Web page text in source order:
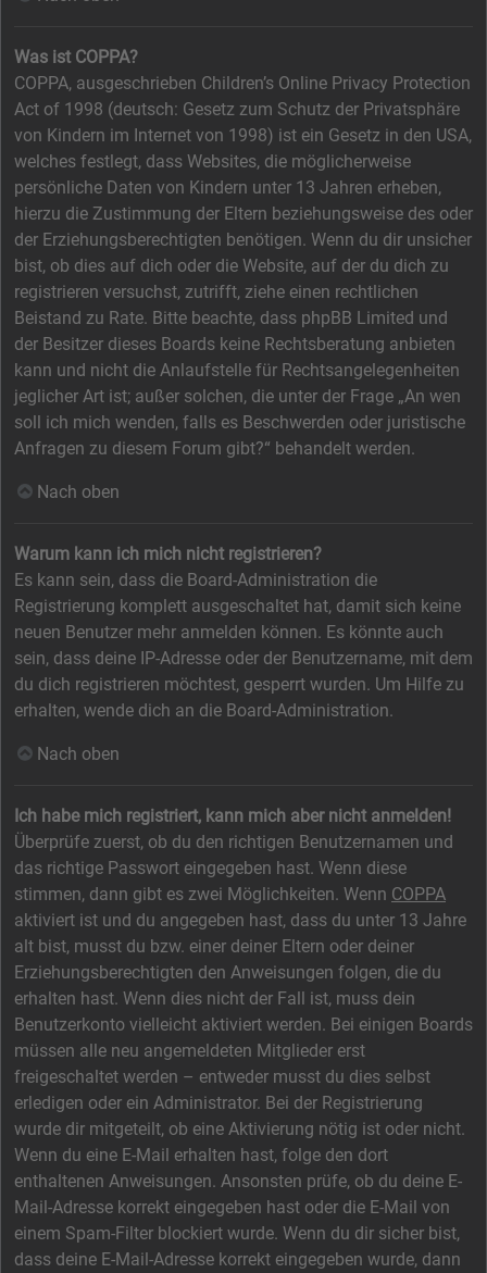
Was ist COPPA?
COPPA, ausgeschrieben Children’s Online Privacy Protection
Act of 1998 (deutsch: Gesetz zum Schutz der Privatsphäre
von Kindern im Internet von 1998) ist ein Gesetz in den USA,
welches festlegt, dass Websites, die möglicherweise
persönliche Daten von Kindern unter 13 Jahren erheben,
hierzu die Zustimmung der Eltern beziehungsweise des oder
der Erziehungsberechtigten benötigen. Wenn du dir unsicher
bist, ob dies auf dich oder die Website, auf der du dich zu
registrieren versuchst, zutrifft, ziehe einen rechtlichen
Beistand zu Rate. Bitte beachte, dass phpBB Limited und
der Besitzer dieses Boards keine Rechtsberatung anbieten
kann und nicht die Anlaufstelle für Rechtsangelegenheiten
jeglicher Art ist; außer solchen, die unter der Frage „An wen
soll ich mich wenden, falls es Beschwerden oder juristische
Anfragen zu diesem Forum gibt?“ behandelt werden.
Nach oben
Warum kann ich mich nicht registrieren?
Es kann sein, dass die Board-Administration die
Registrierung komplett ausgeschaltet hat, damit sich keine
neuen Benutzer mehr anmelden können. Es könnte auch
sein, dass deine IP-Adresse oder der Benutzername, mit dem
du dich registrieren möchtest, gesperrt wurden. Um Hilfe zu
erhalten, wende dich an die Board-Administration.
Nach oben
Ich habe mich registriert, kann mich aber nicht anmelden!
Überprüfe zuerst, ob du den richtigen Benutzernamen und
das richtige Passwort eingegeben hast. Wenn diese
stimmen, dann gibt es zwei Möglichkeiten. Wenn COPPA
aktiviert ist und du angegeben hast, dass du unter 13 Jahre
alt bist, musst du bzw. einer deiner Eltern oder deiner
Erziehungsberechtigten den Anweisungen folgen, die du
erhalten hast. Wenn dies nicht der Fall ist, muss dein
Benutzerkonto vielleicht aktiviert werden. Bei einigen Boards
müssen alle neu angemeldeten Mitglieder erst
freigeschaltet werden – entweder musst du dies selbst
erledigen oder ein Administrator. Bei der Registrierung
wurde dir mitgeteilt, ob eine Aktivierung nötig ist oder nicht.
Wenn du eine E-Mail erhalten hast, folge den dort
enthaltenen Anweisungen. Ansonsten prüfe, ob du deine E-
Mail-Adresse korrekt eingegeben hast oder die E-Mail von
einem Spam-Filter blockiert wurde. Wenn du dir sicher bist,
dass deine E-Mail-Adresse korrekt eingegeben wurde, dann